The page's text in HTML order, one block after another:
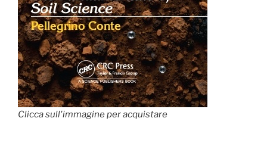
Clicca sull'immagine per acquistare